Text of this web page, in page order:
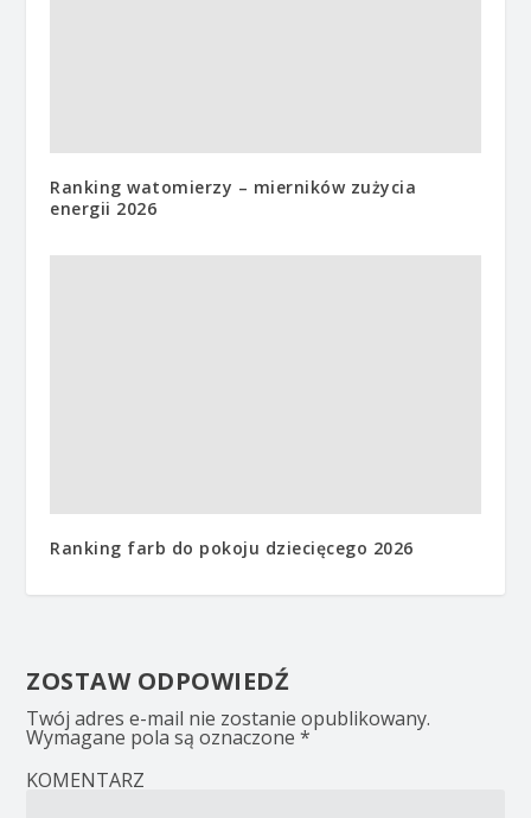
Ranking watomierzy – mierników zużycia
energii 2026
Ranking farb do pokoju dziecięcego 2026
ZOSTAW ODPOWIEDŹ
Twój adres e-mail nie zostanie opublikowany.
Wymagane pola są oznaczone*
KOMENTARZ